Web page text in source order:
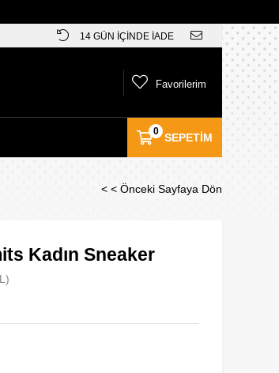
14 GÜN İÇİNDE İADE
SEPETIM
0
Favorilerim
< < Önceki Sayfaya Dön
Kadın Sneaker